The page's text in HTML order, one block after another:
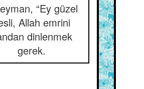
“Ey güzel
Allah emrini
dinlenmek
gerek.